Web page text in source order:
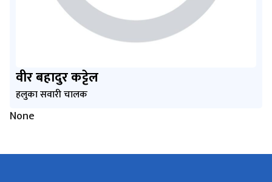
वीर बहादुर कट्टेल
हलुका सवारी चालक
None